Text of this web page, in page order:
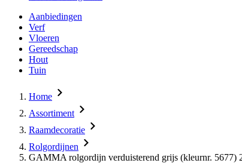
Aanbiedingen
Verf
Vloeren
Gereedschap
Hout
Tuin
Home
Assortiment
Raamdecoratie
Rolgordijnen
GAMMA rolgordijn verduisterend grijs (kleurnr. 5677)